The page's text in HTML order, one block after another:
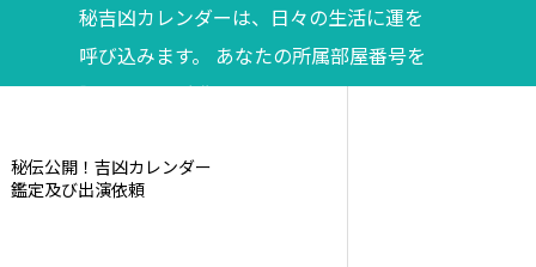
秘吉凶カレンダーは、日々の生活に運を
呼び込みます。 あなたの所属部屋番号を
調べてからご購入ください。
秘伝公開！吉凶カレンダー
鑑定及び出演依頼